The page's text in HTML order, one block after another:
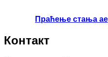
Праћење стања
Контакт